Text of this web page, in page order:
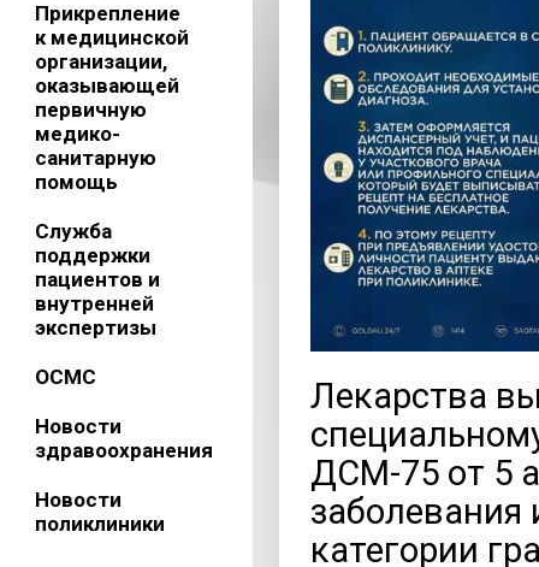
Прикрепление
к медицинской
организации,
оказывающей
первичную
медико-
санитарную
помощь
Служба
поддержки
пациентов и
внутренней
экспертизы
ОСМС
Новости
здравоохранения
Новости
поликлиники
Лекарства
ДСМ-75 от 5
заболевания
категории